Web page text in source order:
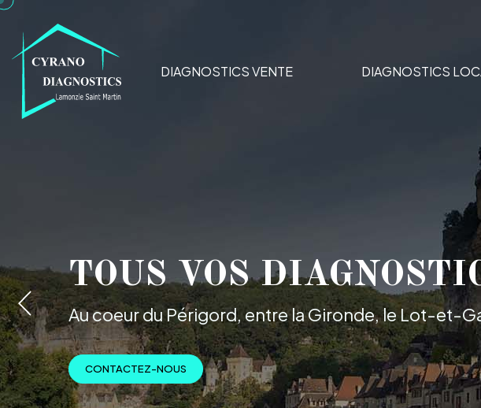
DIAGNOSTICS VENTE DIAGNOSTICS
VOS DIAGNOSTICS